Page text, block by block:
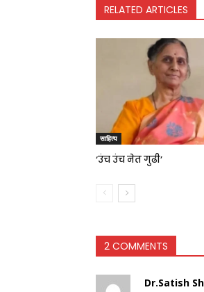
RELATED ARTICLES
साहित्य
‘उंच उंच नेत गुढी’
2 COMMENTS
Dr.Satish